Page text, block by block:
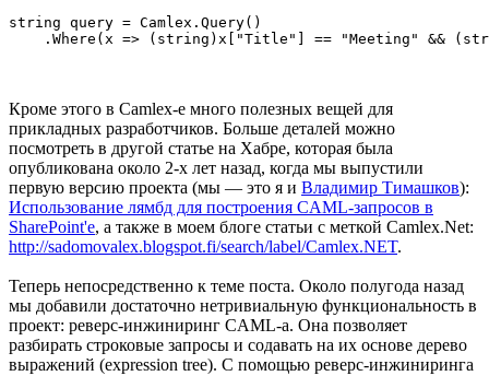
string query = Camlex.Query()
Кроме этого в Camlex-е много полезных вещей для
прикладных разработчиков. Больше деталей можно
посмотреть в другой статье на Хабре, которая была
опубликована около 2-х лет назад, когда мы выпустили
первую версию проекта (мы — это я и Владимир Тимашков):
Использование лямбд для построения CAML-запросов в
SharePoint'е, а также в моем блоге статьи с меткой Camlex.Net:
http://sadomovalex.blogspot.fi/search/label/Camlex.NET.
Теперь непосредственно к теме поста. Около полугода назад
мы добавили достаточно нетривиальную функциональность в
проект: реверс-инжиниринг CAML-а. Она позволяет
разбирать строковые запросы и содавать на их основе дерево
выражений (expression tree). С помощью реверс-инжиниринга